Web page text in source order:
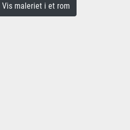
Vis maleriet i et rom